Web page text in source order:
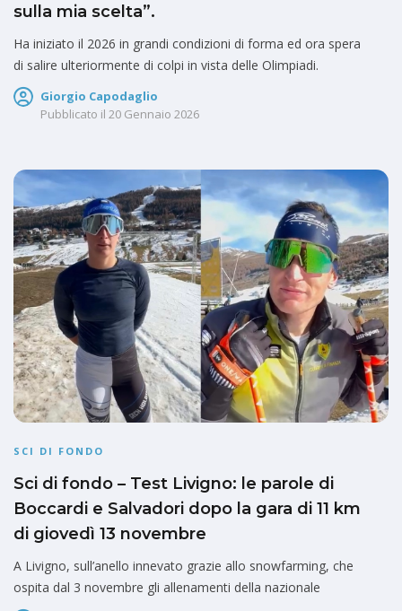
sulla mia scelta”.
Ha iniziato il 2026 in grandi condizioni di forma ed ora spera
di salire ulteriormente di colpi in vista delle Olimpiadi.
Giorgio Capodaglio
Pubblicato il 20 Gennaio 2026
SCI DI FONDO
Sci di fondo – Test Livigno: le parole di
Boccardi e Salvadori dopo la gara di 11 km
di giovedì 13 novembre
A Livigno, sull’anello innevato grazie allo snowfarming, che
ospita dal 3 novembre gli allenamenti della nazionale